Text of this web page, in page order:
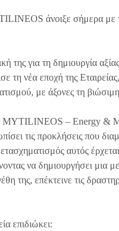
άνοιξε σήμερα με
της για τη δημιουργία
νέα εποχή της Εταιρείας,
με άξονες τη
MYTILINEOS – Energy &
τις προκλήσεις που
αυτός
να δημιουργήσει μια
της, επέκτεινε τις
επιδιώκει: